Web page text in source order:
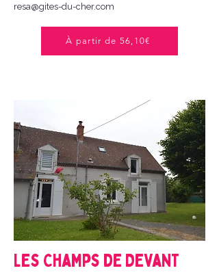
resa@gites-du-cher.com
À partir de 56,10€
Les Champs de Devant